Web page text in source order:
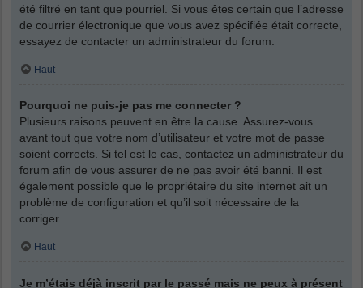
été filtré en tant que pourriel. Si vous êtes certain que l’adresse
de courrier électronique que vous avez spécifiée était correcte,
essayez de contacter un administrateur du forum.
Haut
Pourquoi ne puis-je pas me connecter ?
Plusieurs raisons peuvent en être la cause. Assurez-vous
avant tout que votre nom d’utilisateur et votre mot de passe
soient corrects. Si tel est le cas, contactez un administrateur du
forum afin de vous assurer de ne pas avoir été banni. Il est
également possible que le propriétaire du site internet ait un
problème de configuration et qu’il soit nécessaire de la
corriger.
Haut
Je m’étais déjà inscrit par le passé mais ne peux à présent